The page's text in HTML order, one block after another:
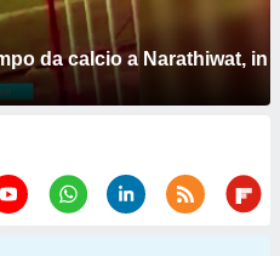
da calcio a Narathiwat, in